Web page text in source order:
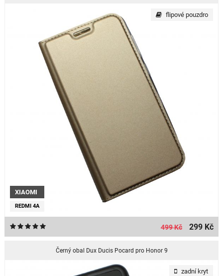
XIAOMI
REDMI 4A
flipové pouzdro
499 Kč 299 Kč
Černý obal Dux Ducis Pocard pro Honor 9
zadní kryt